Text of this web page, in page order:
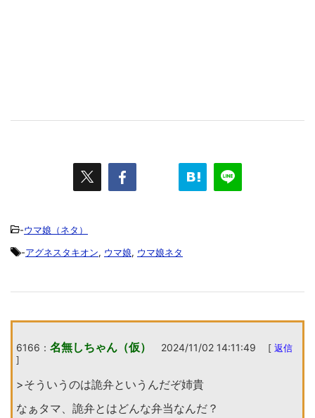
-ウマ娘（ネタ）
-アグネスタキオン, ウマ娘, ウマ娘ネタ
6166： 名無しちゃん（仮） 2024/11/02 14:11:49 [ 返信
]
>そういうのは詭弁というんだぞ姉貴
なぁタマ、詭弁とはどんな弁当なんだ？